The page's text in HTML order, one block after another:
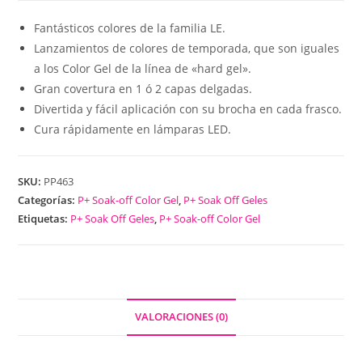
Fantásticos colores de la familia LE.
Lanzamientos de colores de temporada, que son iguales
a los Color Gel de la línea de «hard gel».
Gran covertura en 1 ó 2 capas delgadas.
Divertida y fácil aplicación con su brocha en cada frasco.
Cura rápidamente en lámparas LED.
SKU: PP463
Categorías: P+ Soak-off Color Gel P+ Soak Off Geles
Etiquetas: P+ Soak Off Geles P+ Soak-off Color Gel
VALORACIONES (0)